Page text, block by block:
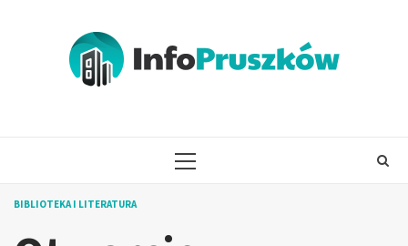
PRIMARY
BIBLIOTEKA I LITERATURA